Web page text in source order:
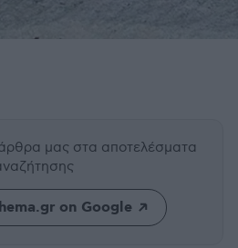
μας στα αποτελέσματα
on Google